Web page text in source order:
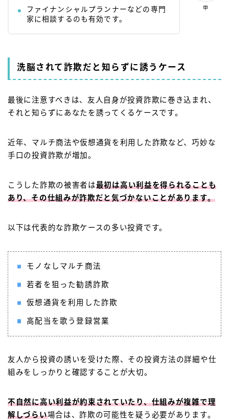
甲
ファイナンシャルプランナーなどの専門
家に相談するのも有効です。
洗脳されて詐欺だと知らずに誘うケース
最後に注意すべきは、友人自身が投資詐欺に巻き込まれ、
それと知らずにあなたを誘ってくるケースです。
近年、マルチ商法や仮想通貨を利用した詐欺など、巧妙な
手口の投資詐欺が増加。
こうした詐欺の被害者は最初は高い利益を得られることも
あり、その仕組みが詐欺だと気づかないことがあります。
以下は代表的な詐欺ケースの多い投資です。
モノなしマルチ商法
若者を狙った勧誘詐欺
仮想通貨を利用した詐欺
高配当を歌う登録営業
友人から投資の誘いを受けた際、その投資方法の詳細や仕
組みをしっかりと確認することが大切。
不自然に高い利益が約束されていたり、仕組みが複雑で理
解しづらい場合は、詐欺の可能性を疑う必要があります。